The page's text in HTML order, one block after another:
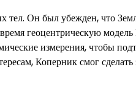
Он был убежден, что
геоцентрическую
измерения, чтобы
Коперник смог